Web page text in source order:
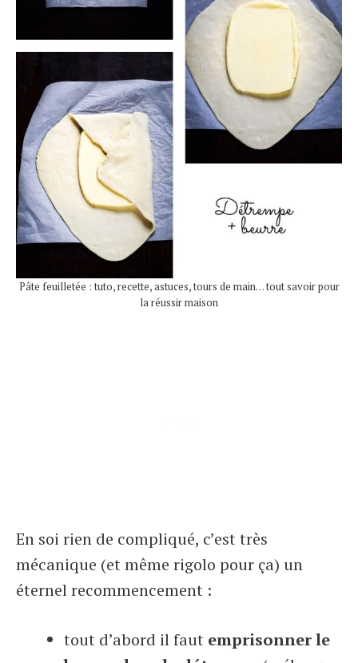
Pâte feuilletée : tuto, recette, astuces, tours de main… tout savoir pour
la réussir maison
En soi rien de compliqué, c’est très
mécanique (et même rigolo pour ça) un
éternel recommencement :
tout d’abord il faut emprisonner le